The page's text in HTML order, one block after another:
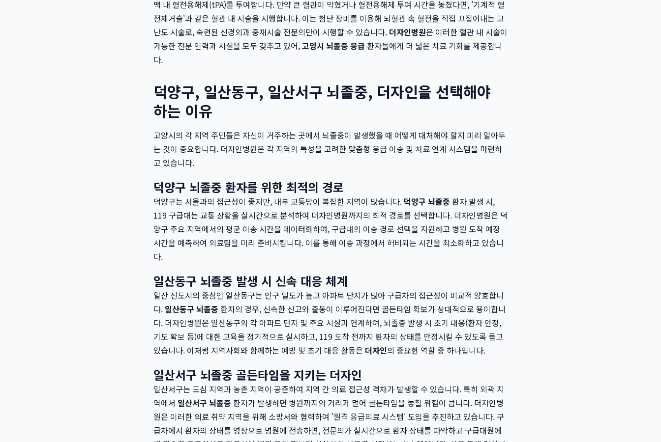
맥 내 혈전용해제(tPA)를 투여합니다. 만약 큰 혈관이 막혔거나 혈전용해제 투여 시간을 놓쳤다면, '기계적 혈
전제거술'과 같은 혈관 내 시술을 시행합니다. 이는 첨단 장비를 이용해 뇌혈관 속 혈전을 직접 끄집어내는 고
난도 시술로, 숙련된 신경외과 중재시술 전문의만이 시행할 수 있습니다. 더자인병원은 이러한 혈관 내 시술이
가능한 전문 인력과 시설을 모두 갖추고 있어,고양시 뇌졸중 응급 환자들에게 더 넓은 치료 기회를 제공합니
다.
덕양구, 일산동구, 일산서구 뇌졸중, 더자인을 선택해야
하는 이유
고양시의 각 지역 주민들은 자신이 거주하는 곳에서 뇌졸중이 발생했을 때 어떻게 대처해야 할지 미리 알아두
는 것이 중요합니다. 더자인병원은 각 지역의 특성을 고려한 맞춤형 응급 이송 및 치료 연계 시스템을 마련하
고 있습니다.
덕양구 뇌졸중 환자를 위한 최적의 경로
덕양구는 서울과의 접근성이 좋지만, 내부 교통망이 복잡한 지역이 많습니다. 덕양구 뇌졸중 환자 발생 시,
119 구급대는 교통 상황을 실시간으로 분석하여 더자인병원까지의 최적 경로를 선택합니다. 더자인병원은 덕
양구 주요 지역에서의 평균 이송 시간을 데이터화하여, 구급대의 이송 경로 선택을 지원하고 병원 도착 예정
시간을 예측하여 의료팀을 미리 준비시킵니다. 이를 통해 이송 과정에서 허비되는 시간을 최소화하고 있습니
다.
일산동구 뇌졸중 발생 시 신속 대응 체계
일산 신도시의 중심인 일산동구는 인구 밀도가 높고 아파트 단지가 많아 구급차의 접근성이 비교적 양호합니
다. 일산동구 뇌졸중 환자의 경우, 신속한 신고와 출동이 이루어진다면 골든타임 확보가 상대적으로 용이합니
다. 더자인병원은 일산동구의 각 아파트 단지 및 주요 시설과 연계하여, 뇌졸중 발생 시 초기 대응(환자 안정,
기도 확보 등)에 대한 교육을 정기적으로 실시하고, 119 도착 전까지 환자의 상태를 안정시킬 수 있도록 돕고
있습니다. 이처럼 지역사회와 함께하는 예방 및 초기 대응 활동은 더자인의 중요한 역할 중 하나입니다.
일산서구 뇌졸중 골든타임을 지키는 더자인
일산서구는 도심 지역과 농촌 지역이 공존하여 지역 간 의료 접근성 격차가 발생할 수 있습니다. 특히 외곽 지
역에서 일산서구 뇌졸중 환자가 발생하면 병원까지의 거리가 멀어 골든타임을 놓칠 위험이 큽니다. 더자인병
원은 이러한 의료 취약 지역을 위해 소방서와 협력하여 '원격 응급의료 시스템' 도입을 추진하고 있습니다. 구
급차에서 환자의 상태를 영상으로 병원에 전송하면, 전문의가 실시간으로 환자 상태를 파악하고 구급대원에